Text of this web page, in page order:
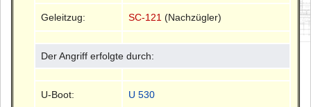
Geleitzug: SC-121 (Nachzügler)
Der Angriff erfolgte durch:
U-Boot: U 530